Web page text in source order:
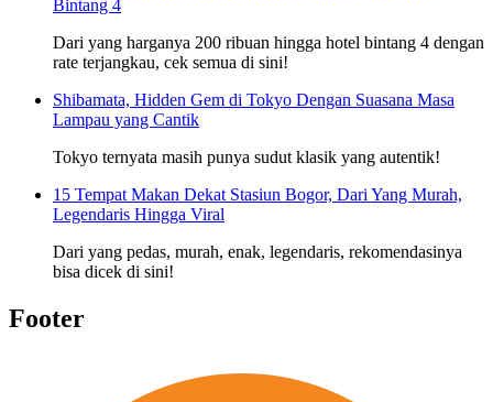
Bintang 4
Dari yang harganya 200 ribuan hingga hotel bintang 4 dengan
rate terjangkau, cek semua di sini!
Shibamata, Hidden Gem di Tokyo Dengan Suasana Masa
Lampau yang Cantik
Tokyo ternyata masih punya sudut klasik yang autentik!
15 Tempat Makan Dekat Stasiun Bogor, Dari Yang Murah,
Legendaris Hingga Viral
Dari yang pedas, murah, enak, legendaris, rekomendasinya
bisa dicek di sini!
Footer